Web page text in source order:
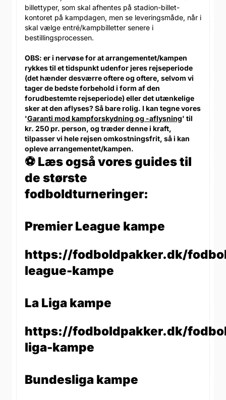
billettyper, som skal afhentes på stadion-billet-
kontoret på kampdagen, men se leveringsmåde, når i
skal vælge entré/kampbilletter senere i
bestillingsprocessen.
OBS: er i nervøse for at arrangementet/kampen
rykkes til et tidspunkt udenfor jeres rejseperiode
(det hænder desværre oftere og oftere, selvom vi
tager de bedste forbehold i form af den
forudbestemte rejseperiode) eller det utænkelige
sker at den aflyses? Så bare rolig. I kan tegne vores
'Garanti mod kampforskydning og -aflysning' til
kr. 250 pr. person, og træder denne i kraft,
tilpasser vi hele rejsen omkostningsfrit, så i kan
opleve arrangementet/kampen.
⚽ Læs også vores guides til
de største
fodboldturneringer:
Premier League kampe
https://fodboldpakker.dk/
league-kampe
La Liga kampe
https://fodboldpakker.dk/
liga-kampe
Bundesliga kampe